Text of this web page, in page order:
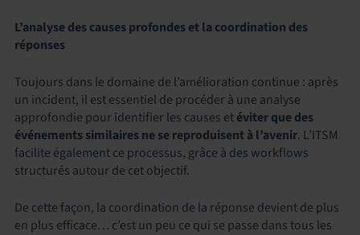
L’analyse des causes profondes et la coordination des
réponses
Toujours dans le domaine de l’amélioration continue : après
un incident, il est essentiel de procéder à une analyse
approfondie pour identifier les causes etéviter que des
événements similaires ne se reproduisent à l’avenir. L’ITSM
facilite également ce processus, grâce à des workflows
structurés autour de cet objectif.
De cette façon, la coordination de la réponse devient de plus
en plus efficace… c’est un peu ce qui se passe dans tous les